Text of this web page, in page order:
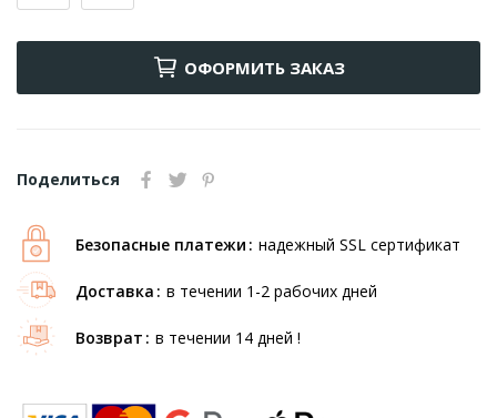
ОФОРМИТЬ ЗАКАЗ
Поделиться
Безопасные платежи надежный SSL сертификат
Доставка в течении 1-2 рабочих дней
Возврат в течении 14 дней !